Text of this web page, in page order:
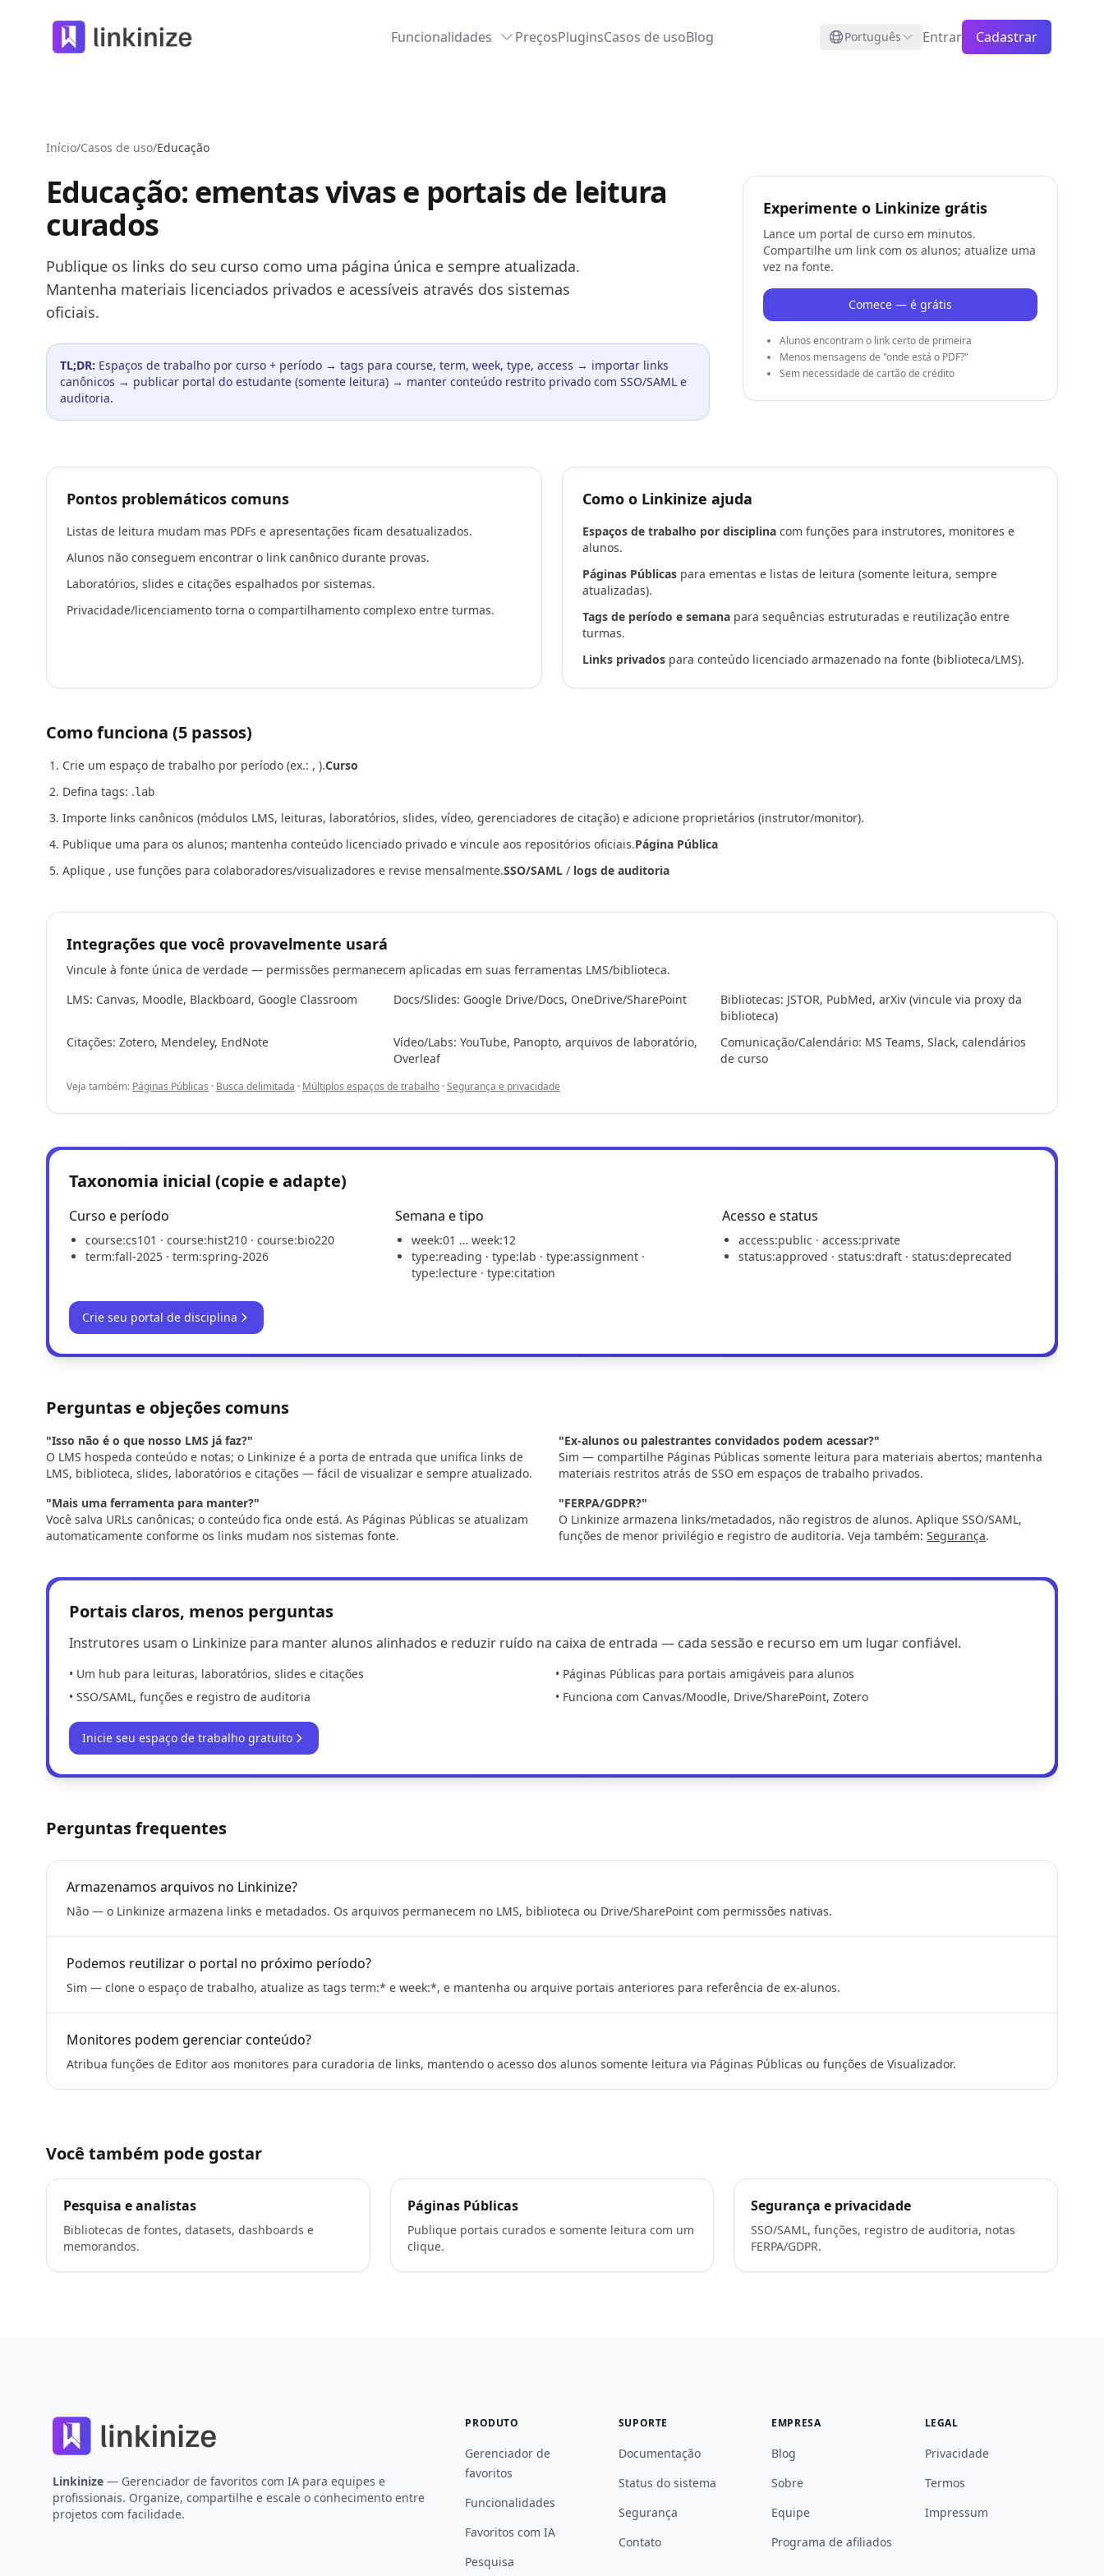
Linkinize Funcionalidades PreçosPluginsCasos de usoBlog Português Entrar Cadastrar
Início/Casos de uso/Educação
Educação: ementas vivas e portais de leitura
curados
Publique os links do seu curso como uma página única e sempre atualizada.
Mantenha materiais licenciados privados e acessíveis através dos sistemas
oficiais.
TL;DR: Espaços de trabalho por curso + período → tags para course, term, week, type, access → importar links
canônicos → publicar portal do estudante (somente leitura) → manter conteúdo restrito privado com SSO/SAML e
auditoria.
Experimente o Linkinize grátis
Lance um portal de curso em minutos.
Compartilhe um link com os alunos; atualize uma
vez na fonte.
Comece — é grátis
Alunos encontram o link certo de primeira
Menos mensagens de "onde está o PDF?"
Sem necessidade de cartão de crédito
Pontos problemáticos comuns
Listas de leitura mudam mas PDFs e apresentações ficam desatualizados.
Alunos não conseguem encontrar o link canônico durante provas.
Laboratórios, slides e citações espalhados por sistemas.
Privacidade/licenciamento torna o compartilhamento complexo entre turmas.
Como o Linkinize ajuda
Espaços de trabalho por disciplina com funções para instrutores, monitores e
alunos.
Páginas Públicas para ementas e listas de leitura (somente leitura, sempre
atualizadas).
Tags de período e semana para sequências estruturadas e reutilização entre
turmas.
Links privados para conteúdo licenciado armazenado na fonte (biblioteca/LMS).
Como funciona (5 passos)
Crie um espaço de trabalho por período (ex.: , ).Curso
Defina tags: .lab
Importe links canônicos (módulos LMS, leituras, laboratórios, slides, vídeo, gerenciadores de citação) e adicione proprietários (instrutor/monitor).
Publique uma para os alunos; mantenha conteúdo licenciado privado e vincule aos repositórios oficiais.Página Pública
Aplique , use funções para colaboradores/visualizadores e revise mensalmente.SSO/SAML / logs de auditoria
Integrações que você provavelmente usará
Vincule à fonte única de verdade — permissões permanecem aplicadas em suas ferramentas LMS/biblioteca.
LMS: Canvas, Moodle, Blackboard, Google Classroom
Docs/Slides: Google Drive/Docs, OneDrive/SharePoint
Bibliotecas: JSTOR, PubMed, arXiv (vincule via proxy da
biblioteca)
Citações: Zotero, Mendeley, EndNote
Vídeo/Labs: YouTube, Panopto, arquivos de laboratório,
Overleaf
Comunicação/Calendário: MS Teams, Slack, calendários
de curso
Veja também: Páginas Públicas · Busca delimitada · Múltiplos espaços de trabalho ·Segurança e privacidade
Taxonomia inicial (copie e adapte)
Curso e período
course:cs101 · course:hist210 · course:bio220
term:fall-2025 · term:spring-2026
Semana e tipo
week:01 … week:12
type:reading · type:lab · type:assignment ·
type:lecture · type:citation
Acesso e status
access:public · access:private
status:approved · status:draft · status:deprecated
Crie seu portal de disciplina
Perguntas e objeções comuns
"Isso não é o que nosso LMS já faz?"
O LMS hospeda conteúdo e notas; o Linkinize é a porta de entrada que unifica links de
LMS, biblioteca, slides, laboratórios e citações — fácil de visualizar e sempre atualizado.
"Ex-alunos ou palestrantes convidados podem acessar?"
Sim — compartilhe Páginas Públicas somente leitura para materiais abertos; mantenha
materiais restritos atrás de SSO em espaços de trabalho privados.
"Mais uma ferramenta para manter?"
Você salva URLs canônicas; o conteúdo fica onde está. As Páginas Públicas se atualizam
automaticamente conforme os links mudam nos sistemas fonte.
"FERPA/GDPR?"
O Linkinize armazena links/metadados, não registros de alunos. Aplique SSO/SAML,
funções de menor privilégio e registro de auditoria. Veja também: Segurança.
Portais claros, menos perguntas
Instrutores usam o Linkinize para manter alunos alinhados e reduzir ruído na caixa de entrada — cada sessão e recurso em um lugar confiável.
• Um hub para leituras, laboratórios, slides e citações
• Páginas Públicas para portais amigáveis para alunos
• SSO/SAML, funções e registro de auditoria
• Funciona com Canvas/Moodle, Drive/SharePoint, Zotero
Inicie seu espaço de trabalho gratuito
Perguntas frequentes
Armazenamos arquivos no Linkinize?
Não — o Linkinize armazena links e metadados. Os arquivos permanecem no LMS, biblioteca ou Drive/SharePoint com permissões nativas.
Podemos reutilizar o portal no próximo período?
Sim — clone o espaço de trabalho, atualize as tags term:* e week:*, e mantenha ou arquive portais anteriores para referência de ex-alunos.
Monitores podem gerenciar conteúdo?
Atribua funções de Editor aos monitores para curadoria de links, mantendo o acesso dos alunos somente leitura via Páginas Públicas ou funções de Visualizador.
Você também pode gostar
Pesquisa e analistas
Bibliotecas de fontes, datasets, dashboards e
memorandos.
Páginas Públicas
Publique portais curados e somente leitura com um
clique.
Segurança e privacidade
SSO/SAML, funções, registro de auditoria, notas
FERPA/GDPR.
Linkinize — Gerenciador de favoritos com IA para equipes e
profissionais. Organize, compartilhe e escale o conhecimento entre
projetos com facilidade.
PRODUTO
Gerenciador de
favoritos
Funcionalidades
Favoritos com IA
Pesquisa
SUPORTE
Documentação
Status do sistema
Segurança
Contato
EMPRESA
Blog
Sobre
Equipe
Programa de afiliados
LEGAL
Privacidade
Termos
Impressum